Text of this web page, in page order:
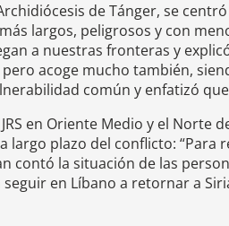
de Tánger, se
largos, peligrosos y con
a nuestras fronteras y
acoge mucho también,
común y enfatizó
en Oriente Medio y el Norte
largo plazo del conflicto:
contó la situación de las
en Líbano a retornar a